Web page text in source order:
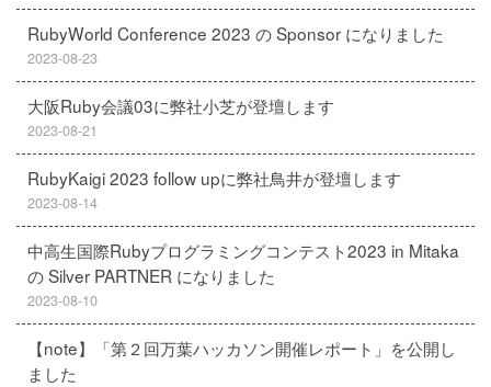
RubyWorld Conference 2023 の Sponsor になりました
2023-08-23
大阪Ruby会議03に弊社小芝が登壇します
2023-08-21
RubyKaigi 2023 follow upに弊社鳥井が登壇します
2023-08-14
中高生国際Rubyプログラミングコンテスト2023 in Mitaka
の Silver PARTNER になりました
2023-08-10
【note】「第２回万葉ハッカソン開催レポート」を公開し
ました